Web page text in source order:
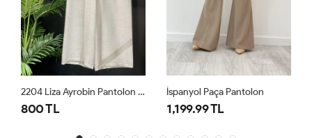
İspanyol Paça Pantolon
1,199.99 TL 800 TL